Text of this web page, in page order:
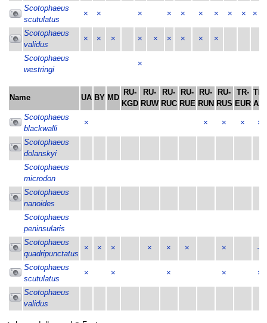
Scotophaeus
scutulatus
× × × × × × × × × ×
Scotophaeus
validus
× × × × × × × × ×
Scotophaeus
westringi
×
Name UA BY MD
RU-
KGD
RU-
RUW
RU-
RUC
RU-
RUE
RU-
RUN
RU-
RUS
TR-
EUR
TR-
ASI
Scotophaeus
blackwalli
× × × × ×
Scotophaeus
dolanskyi
Scotophaeus
microdon
Scotophaeus
nanoides
Scotophaeus
peninsularis
Scotophaeus
quadripunctatus
× × × × × × × –
Scotophaeus
scutulatus
× × × × ×
Scotophaeus
validus